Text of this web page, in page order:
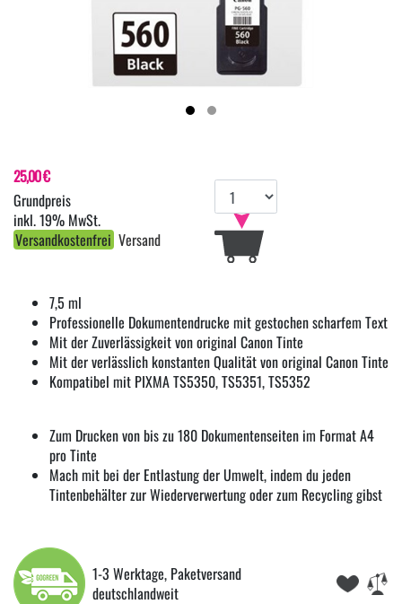
7,5 ml
Professionelle Dokumentendrucke mit gestochen scharfem Text
Mit der Zuverlässigkeit von original Canon Tinte
Mit der verlässlich konstanten Qualität von original Canon Tinte
Kompatibel mit PIXMA TS5350, TS5351, TS5352
Zum Drucken von bis zu 180 Dokumentenseiten im Format A4
pro Tinte
Mach mit bei der Entlastung der Umwelt, indem du jeden
Tintenbehälter zur Wiederverwertung oder zum Recycling gibst
1-3 Werktage, Paketversand
deutschlandweit
25,00 €
inkl. 19% MwSt.
Versandkostenfrei Versand